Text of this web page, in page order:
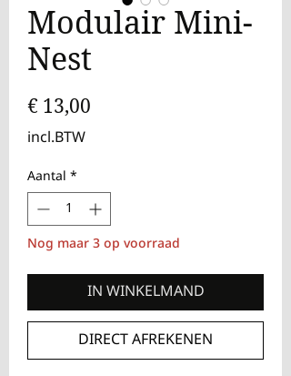
Modulair Mini-
Nest
€ 13,00
incl.BTW
Aantal*
Nog maar 3 op voorraad
IN WINKELMAND
DIRECT AFREKENEN